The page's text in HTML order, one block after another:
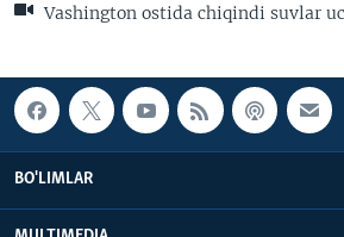
Vashington ostida chiqindi suvlar
BO'LIMLAR